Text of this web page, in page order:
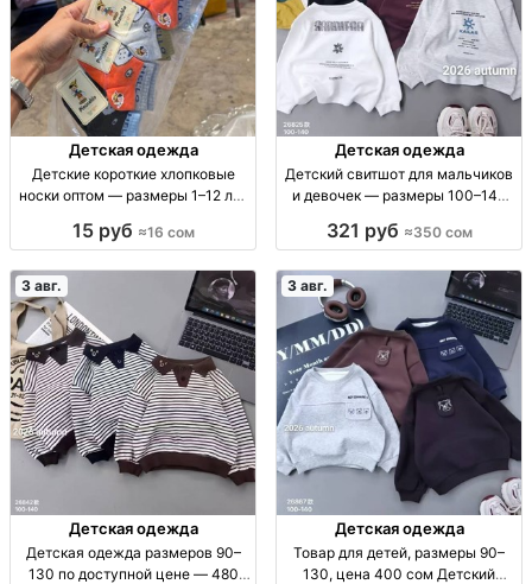
Детская одежда
Детские короткие хлопковые
носки оптом — размеры 1–12 лет
4–8, 8–12 лет, уп. 10 шт.
15 руб ≈16 сом
Детская одежда
Детский свитшот для мальчиков
и девочек — размеры 100–140
100–140, 350 сом
321 руб ≈350 сом
3 авг.
Детская одежда
Детская одежда размеров 90–
130 по доступной цене — 480
3 авг.
Детская одежда
Товар для детей, размеры 90–
130, цена 400 сом Детский